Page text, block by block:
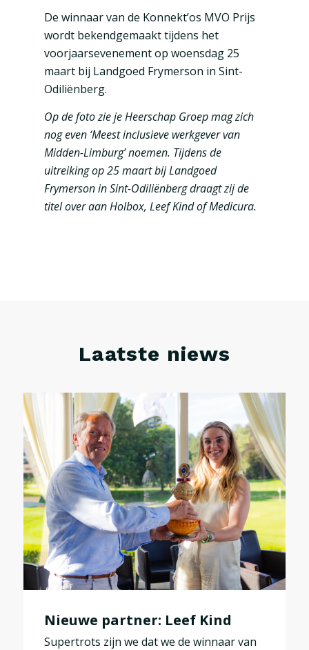
De winnaar van de Konnekt’os MVO Prijs
wordt bekendgemaakt tijdens het
voorjaarsevenement op woensdag 25
maart bij Landgoed Frymerson in Sint-
Odiliënberg.
Op de foto zie je Heerschap Groep mag zich
nog even ‘Meest inclusieve werkgever van
Midden-Limburg’ noemen. Tijdens de
uitreiking op 25 maart bij Landgoed
Frymerson in Sint-Odiliënberg draagt zij de
titel over aan Holbox, Leef Kind of Medicura.
Laatste niews
Nieuwe partner: Leef Kind
Supertrots zijn we dat we de winnaar van